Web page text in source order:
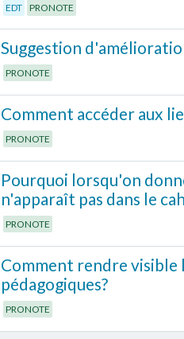
EDT PRONOTE
Suggestion
PRONOTE
Comment accéder aux
PRONOTE
Pourquoi lorsqu'on
n'apparaît pas dans le
PRONOTE
Comment rendre visible
pédagogiques?
PRONOTE